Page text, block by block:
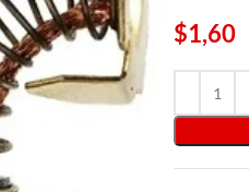
$1,60